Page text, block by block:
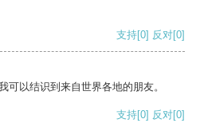
支持[0] 反对[0]
可以结识到来自世界各地的朋友。
支持[0] 反对[0]